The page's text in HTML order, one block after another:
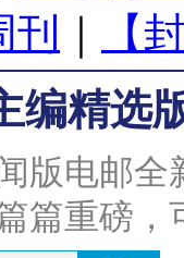
刊
【
编精选
版电邮
篇重磅，